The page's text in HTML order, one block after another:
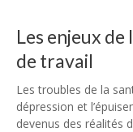
Les enjeux
de travail
Les troubles de la
dépression et
devenus des réalités